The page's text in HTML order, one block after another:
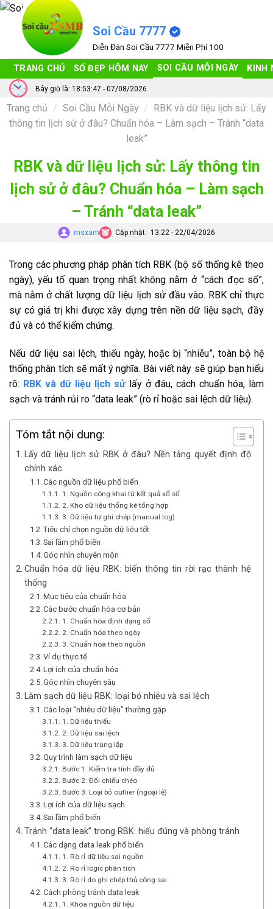
Bỏ
Bây giờ là: 18:53:48 - 07/08/2026
Soi Cầu 7777
Diễn Đàn Soi Cầu 7777 Miễn Phí 100
TRANG CHỦ SỐ ĐẸP HÔM NAY SOI CẦU MỖI NGÀY KINH
Trang chủ / Soi Cầu Mỗi Ngày /
RBK và dữ liệu lịch sử: Lấy
thông tin lịch sử ở đâu? Chuẩn hóa – Làm sạch – Tránh “data
leak”
RBK và dữ liệu lịch sử: Lấy thông tin
lịch sử ở đâu? Chuẩn hóa – Làm sạch
– Tránh “data leak”
Cập nhật: 13:22 - 22/04/2026
msxam
Trong các phương pháp phân tích RBK (bộ số thống kê theo
ngày), yếu tố quan trọng nhất không nằm ở “cách đọc số”,
mà nằm ở chất lượng dữ liệu lịch sử đầu vào. RBK chỉ thực
sự có giá trị khi được xây dựng trên nền dữ liệu sạch, đầy
đủ và có thể kiểm chứng.
Nếu dữ liệu sai lệch, thiếu ngày, hoặc bị “nhiễu”, toàn bộ hệ
thống phân tích sẽ mất ý nghĩa. Bài viết này sẽ giúp bạn hiểu
rõ: RBK và dữ liệu lịch sửlấy ở đâu, cách chuẩn hóa, làm
sạch và tránh rủi ro “data leak” (rò rỉ hoặc sai lệch dữ liệu).
Tóm tắt nội dung:
Lấy dữ liệu lịch sử RBK ở đâu? Nền tảng quyết định độ
chính xác
Các nguồn dữ liệu phổ biến
1. Nguồn công khai từ kết quả xổ số
2. Kho dữ liệu thống kê tổng hợp
3. Dữ liệu tự ghi chép (manual log)
Tiêu chí chọn nguồn dữ liệu tốt
Sai lầm phổ biến
Góc nhìn chuyên môn
Chuẩn hóa dữ liệu RBK: biến thông tin rời rạc thành hệ
thống
Mục tiêu của chuẩn hóa
Các bước chuẩn hóa cơ bản
1. Chuẩn hóa định dạng số
2. Chuẩn hóa theo ngày
3. Chuẩn hóa theo nguồn
Ví dụ thực tế
Lợi ích của chuẩn hóa
Góc nhìn chuyên sâu
Làm sạch dữ liệu RBK: loại bỏ nhiễu và sai lệch
Các loại “nhiễu dữ liệu” thường gặp
1. Dữ liệu thiếu
2. Dữ liệu sai lệch
3. Dữ liệu trùng lặp
Quy trình làm sạch dữ liệu
Bước 1: Kiểm tra tính đầy đủ
Bước 2: Đối chiếu chéo
Bước 3: Loại bỏ outlier (ngoại lệ)
Lợi ích của dữ liệu sạch
Sai lầm phổ biến
Tránh “data leak” trong RBK: hiểu đúng và phòng tránh
Các dạng data leak phổ biến
1. Rò rỉ dữ liệu sai nguồn
2. Rò rỉ logic phân tích
3. Rò rỉ do ghi chép thủ công sai
Cách phòng tránh data leak
1. Khóa nguồn dữ liệu